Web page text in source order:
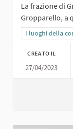
La frazione di
Gropparello, a
Filtra i risultati
I luoghi della
CREATO IL
27/04/2023